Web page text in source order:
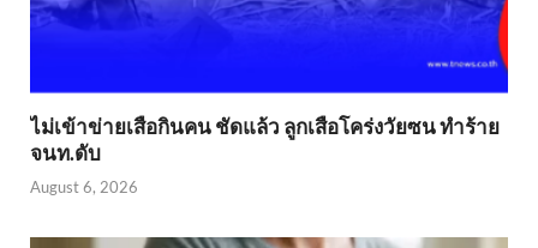
ไม่เข้าข่าย​เสือกินคน ชัดแล้ว ลูกเสือโคร่งวัยซน ทำร้าย
จนท.ดับ
August 6, 2026